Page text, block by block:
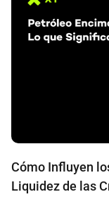
Cómo Influyen
Liquidez de las